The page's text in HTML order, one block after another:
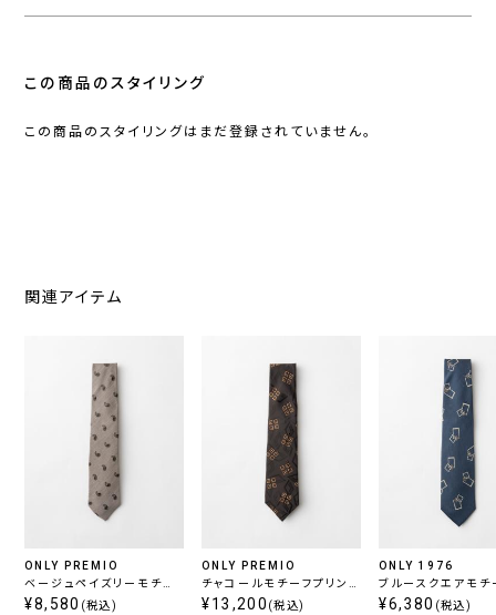
この商品のスタイリング
この商品のスタイリングはまだ登録されていません。
関連アイテム
ONLY PREMIO
ベージュペイズリーモチー
フタイ
¥8,580 (税込)
ONLY PREMIO
チャコールモチーフプリント
タイ
¥13,200 (税込)
ONLY 1976
ブルースクエアモチ
イ
¥6,380 (税込)